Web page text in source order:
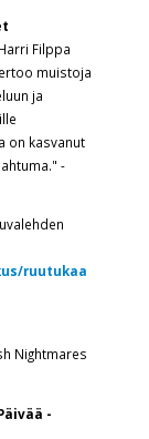
Filppa
muistoja
ja
on kasvanut
-
ruutukaa
Nightmares
-